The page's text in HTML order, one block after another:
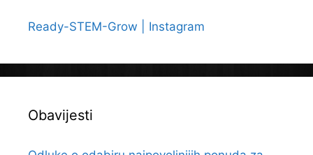
Ready-STEM-Grow | Instagram
Obavijesti